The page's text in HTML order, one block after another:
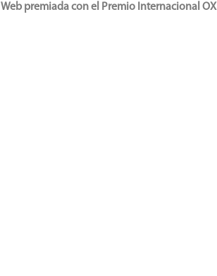
Web premiada con el Premio Internacional OX